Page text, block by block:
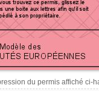
du permis affiché ci-